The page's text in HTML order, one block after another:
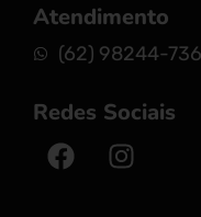
Atendimento
(62) 98244-
Redes Sociais